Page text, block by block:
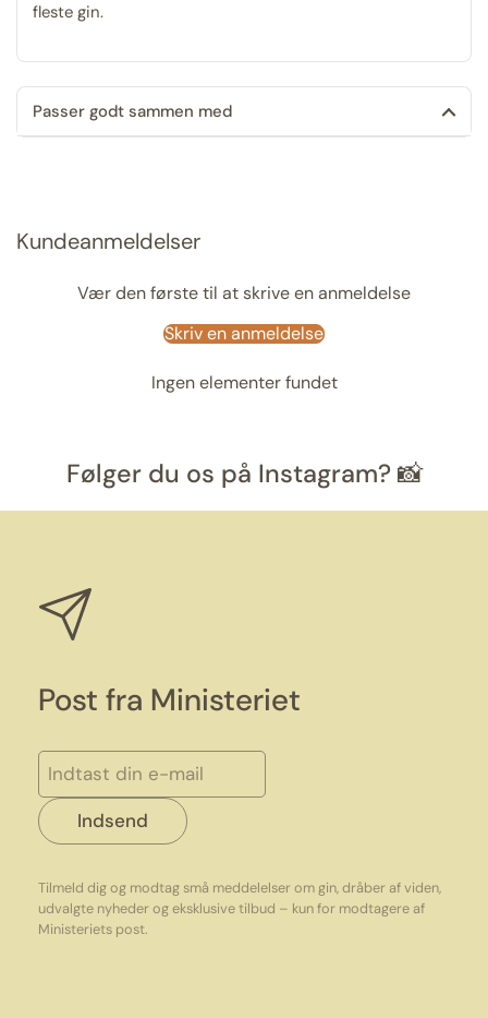
fleste gin.
Passer godt sammen med
Kundeanmeldelser
Vær den første til at skrive en anmeldelse
Skriv en anmeldelse
Ingen elementer fundet
Følger du os på Instagram? 📸
Post fra Ministeriet
Indsend
Tilmeld dig og modtag små meddelelser om gin, dråber af viden,
udvalgte nyheder og eksklusive tilbud – kun for modtagere af
Ministeriets post.